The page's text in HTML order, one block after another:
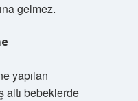
gelmez.
yapılan
altı bebeklerde